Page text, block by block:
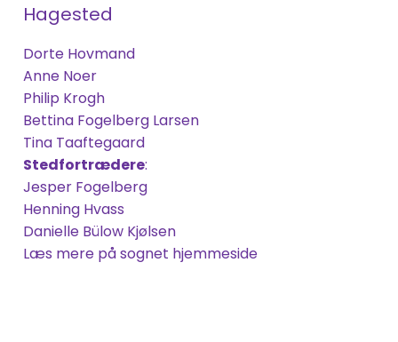
Hagested
Dorte Hovmand
Anne Noer
Philip Krogh
Bettina Fogelberg Larsen
Tina Taaftegaard
Stedfortrædere:
Jesper Fogelberg
Henning Hvass
Danielle Bülow Kjølsen
Læs mere på sognet hjemmeside